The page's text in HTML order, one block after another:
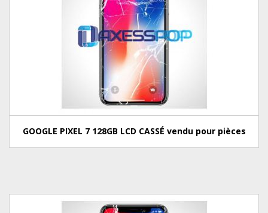
GOOGLE PIXEL 7 128GB LCD CASSÉ vendu pour pièces